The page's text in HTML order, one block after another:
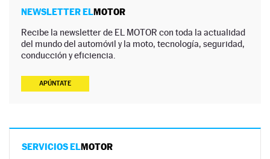
NEWSLETTER ELMOTOR
Recibe la newsletter de EL MOTOR con toda la actualidad
del mundo del automóvil y la moto, tecnología, seguridad,
conducción y eficiencia.
APÚNTATE
SERVICIOS ELMOTOR